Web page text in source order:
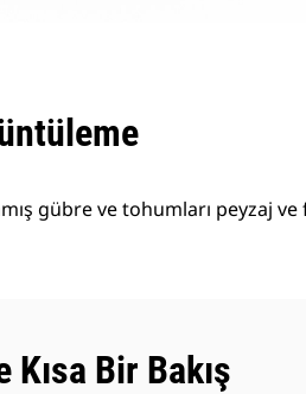
gübre ve tohumları peyzaj ve
Bir Bakış